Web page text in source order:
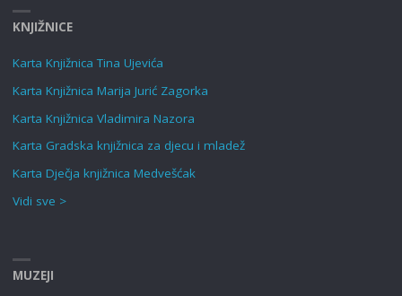
KNJIŽNICE
Karta Knjižnica Tina Ujevića
Karta Knjižnica Marija Jurić Zagorka
Karta Knjižnica Vladimira Nazora
Karta Gradska knjižnica za djecu i mladež
Karta Dječja knjižnica Medvešćak
Vidi sve >
MUZEJI